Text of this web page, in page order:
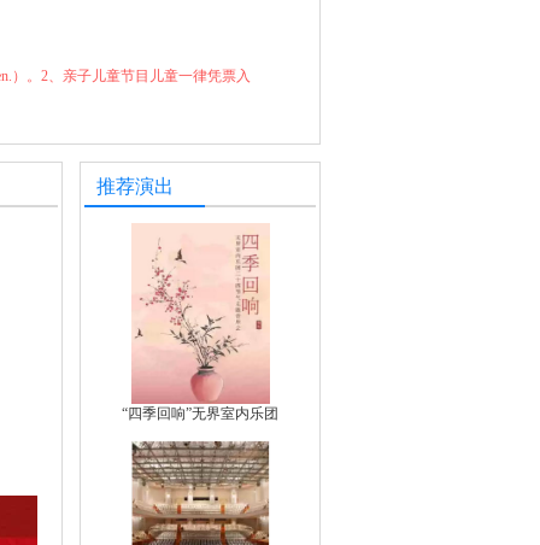
）。2、亲子儿童节目儿童一律凭票入
推荐演出
“四季回响”无界室内乐团